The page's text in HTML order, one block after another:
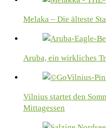
Melaka – Die älteste
Aruba, ein wirkliches
Vilnius startet den
Mittagessen